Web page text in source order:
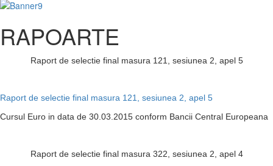
RAPOARTE
Raport de selectie final masura 121, sesiunea 2, apel 5
Raport de selectie final masura 121, sesiunea 2, apel 5
Cursul Euro in data de 30.03.2015 conform Bancii Central Europeana
Raport de selectie final masura 322, sesiunea 2, apel 4